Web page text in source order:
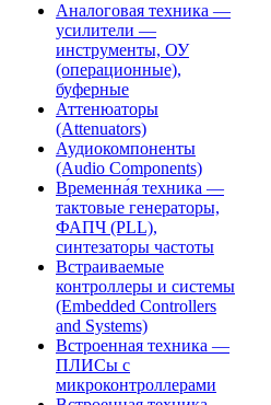
Аналоговая техника —
усилители —
инструменты, ОУ
(операционные),
буферные
Аттенюаторы
(Attenuators)
Аудиокомпоненты
(Audio Components)
Временна́я техника —
тактовые генераторы,
ФАПЧ (PLL),
синтезаторы частоты
Встраиваемые
контроллеры и системы
(Embedded Controllers
and Systems)
Встроенная техника —
ПЛИСы с
микроконтроллерами